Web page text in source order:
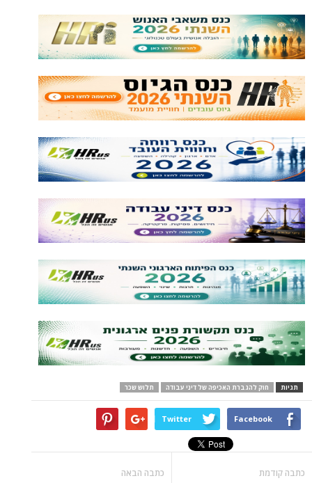
האכיפה של דיני עבודה תלוש שכר
Twitter